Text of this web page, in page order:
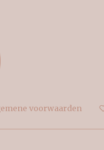
voorwaarden